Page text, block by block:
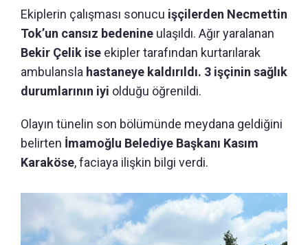
Ekiplerin çalışması sonucu işçilerden Necmettin
Tok’un cansız bedenine ulaşıldı. Ağır yaralanan
Bekir Çelik ise ekipler tarafından kurtarılarak
ambulansla hastaneye kaldırıldı. 3 işçinin sağlık
durumlarının iyi olduğu öğrenildi.
Olayın tünelin son bölümünde meydana geldiğini
belirten İmamoğlu Belediye Başkanı Kasım
Karaköse, faciaya ilişkin bilgi verdi.